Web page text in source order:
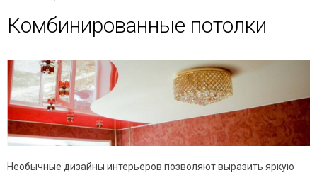
Комбинированные потолки
Необычные дизайны интерьеров позволяют выразить яркую